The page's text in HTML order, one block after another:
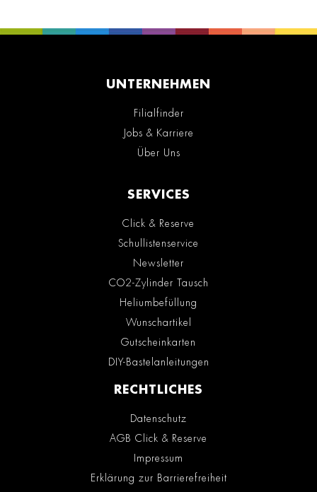
UNTERNEHMEN
Filialfinder
Jobs & Karriere
Über Uns
SERVICES
Click & Reserve
Schullistenservice
Newsletter
CO2-Zylinder Tausch
Heliumbefüllung
Wunschartikel
Gutscheinkarten
DIY-Bastelanleitungen
RECHTLICHES
Datenschutz
AGB Click & Reserve
Impressum
Erklärung zur Barrierefreiheit